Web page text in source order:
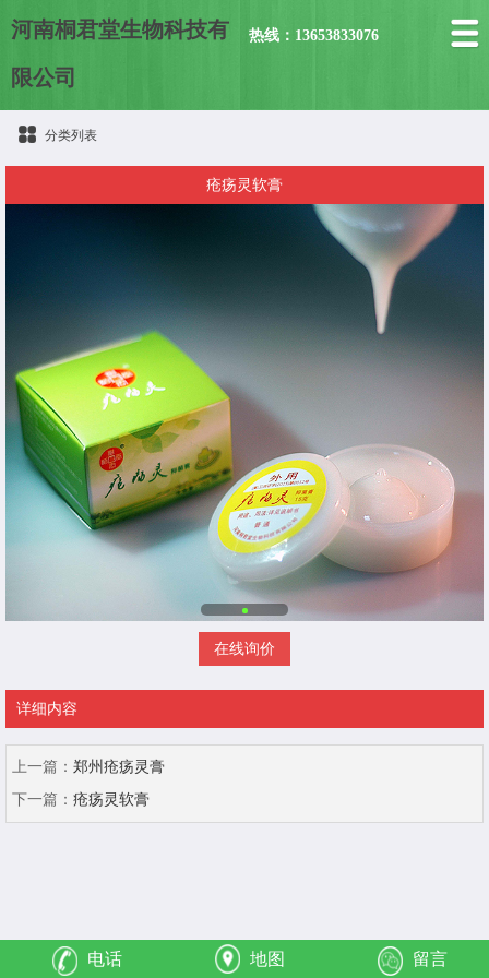
河南桐君堂生物科技有
限公司
热线：13653833076
分类列表
疮疡灵软膏
在线询价
详细内容
上一篇： 郑州疮疡灵膏
下一篇： 疮疡灵软膏
电话 地图 留言